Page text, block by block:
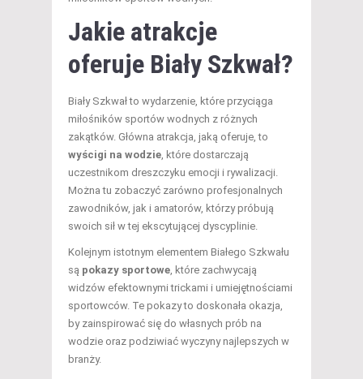
Jakie atrakcje
oferuje Biały Szkwał?
Biały Szkwał to wydarzenie, które przyciąga
miłośników sportów wodnych z różnych
zakątków. Główna atrakcja, jaką oferuje, to
wyścigi na wodzie , które dostarczają
uczestnikom dreszczyku emocji i rywalizacji.
Można tu zobaczyć zarówno profesjonalnych
zawodników, jak i amatorów, którzy próbują
swoich sił w tej ekscytującej dyscyplinie.
Kolejnym istotnym elementem Białego Szkwału
są pokazy sportowe , które zachwycają
widzów efektownymi trickami i umiejętnościami
sportowców. Te pokazy to doskonała okazja,
by zainspirować się do własnych prób na
wodzie oraz podziwiać wyczyny najlepszych w
branży.